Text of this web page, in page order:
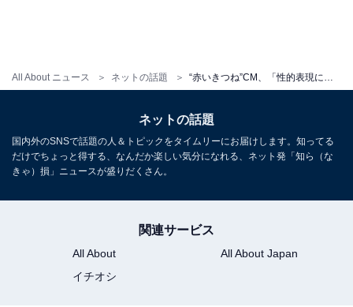
All About ニュース ネットの話題
ネットの話題
国内外のSNSで話題の人＆トピックをタイムリーにお届けします。知ってる
だけでちょっと得する、なんだか楽しい気分になれる、ネット発「知ら（な
きゃ）損」ニュースが盛りだくさん。
関連サービス
All About
All About Japan
イチオシ